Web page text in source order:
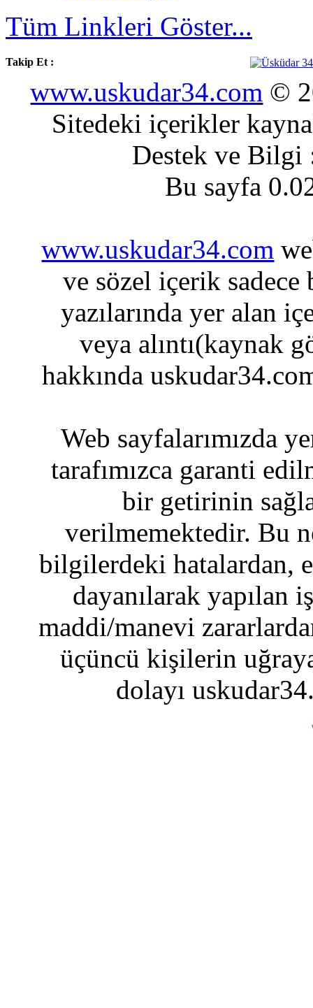
Tüm Linkleri Göster...
Takip Et :
www.uskudar34.com ©
Sitedeki içerikler
Destek ve
Bu sayfa
www.uskudar34.com
ve sözel içerik sadece
yazılarında yer alan
veya alıntı(kaynak
hakkında
Web sayfalarımızda
tarafımızca garanti
bir getirinin
verilmemektedir. Bu
bilgilerdeki hatalardan,
dayanılarak yapılan
maddi/manevi
üçüncü kişilerin
dolayı